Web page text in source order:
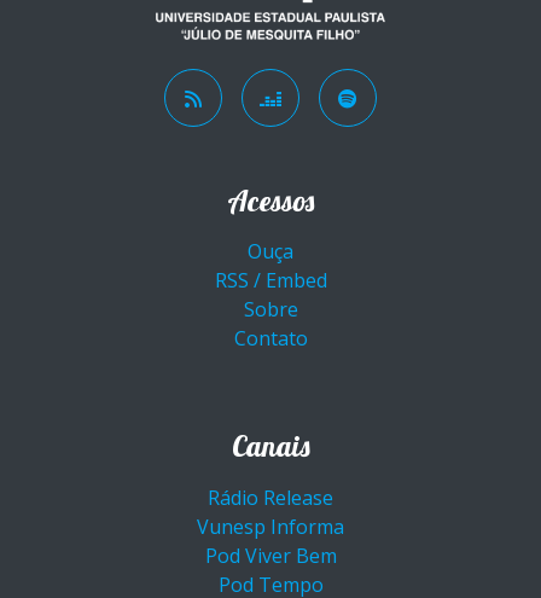
Acessos
Ouça
RSS / Embed
Sobre
Contato
Canais
Rádio Release
Vunesp Informa
Pod Viver Bem
Pod Tempo